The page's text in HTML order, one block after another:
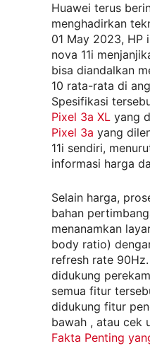
Huawei terus
menghadirkan
01 May 2023, HP
nova 11i
bisa diandalkan
10 rata-rata di
Spesifikasi
Pixel 3a XL yang
Pixel 3a yang
11i sendiri,
informasi harga
Selain harga,
bahan
menanamkan
body ratio)
refresh rate
didukung
semua fitur
didukung fitur
bawah , atau cek
Fakta Penting